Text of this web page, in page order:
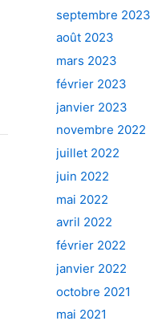
septembre 2023
août 2023
mars 2023
février 2023
janvier 2023
novembre 2022
juillet 2022
juin 2022
mai 2022
avril 2022
février 2022
janvier 2022
octobre 2021
mai 2021